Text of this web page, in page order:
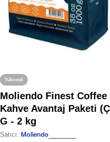
Tükendi
Moliendo Finest
Kahve Avantaj Paketi
G - 2 kg
Satıcı: Moliendo